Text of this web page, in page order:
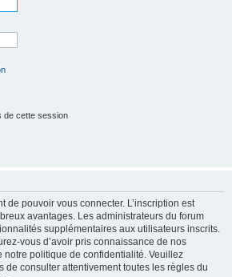
de cette session
de pouvoir vous connecter. L’inscription est
avantages. Les administrateurs du forum
supplémentaires aux utilisateurs inscrits.
vous d’avoir pris connaissance de nos
notre politique de confidentialité. Veuillez
de consulter attentivement toutes les règles du